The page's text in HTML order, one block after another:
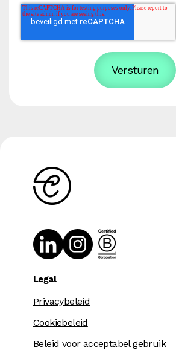
Legal
Privacybeleid
Cookiebeleid
Beleid voor acceptabel gebruik